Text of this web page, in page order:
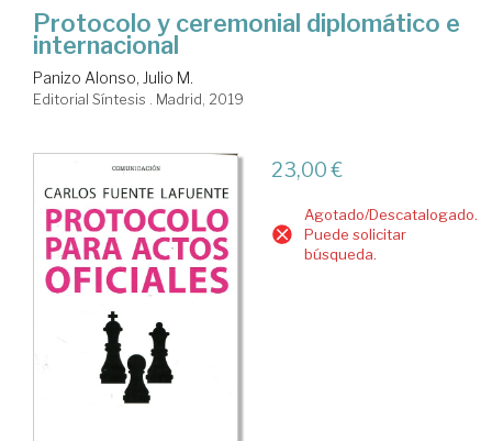
Protocolo y ceremonial diplomático e
internacional
Panizo Alonso, Julio M.
Editorial Síntesis . Madrid, 2019
23,00 €
Agotado/Descatalogado.
Puede solicitar
búsqueda.